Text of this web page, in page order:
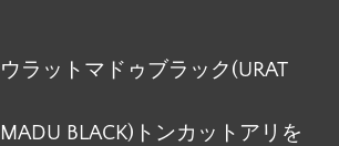
ウラットマドゥブラック(URAT
MADU BLACK)トンカットアリを